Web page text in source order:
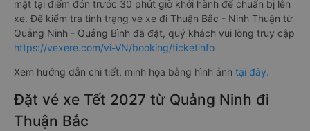
mặt tại điểm đón trước 30 phút giờ khởi hành để chuẩn bị lên
xe. Để kiểm tra tình trạng vé xe đi Thuận Bắc - Ninh Thuận từ
Quảng Ninh - Quảng Bình đã đặt, quý khách vui lòng truy cập
https://vexere.com/vi-VN/booking/ticketinfo
Xem hướng dẫn chi tiết, minh họa bằng hình ảnh tại đây.
Đặt vé xe Tết 2027 từ Quảng Ninh đi
Thuận Bắc